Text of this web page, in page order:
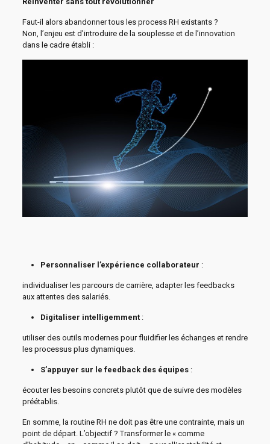
Faut-il alors abandonner tous les process RH existants ?
Non, l’enjeu est d’introduire de la souplesse et de l’innovation
dans le cadre établi :
Personnaliser l’expérience collaborateur :
individualiser les parcours de carrière, adapter les feedbacks
aux attentes des salariés.
Digitaliser intelligemment:
utiliser des outils modernes pour fluidifier les échanges et rendre
les processus plus dynamiques.
S’appuyer sur le feedback des équipes:
écouter les besoins concrets plutôt que de suivre des modèles
préétablis.
En somme, la routine RH ne doit pas être une contrainte, mais un
point de départ. L’objectif ? Transformer le « comme